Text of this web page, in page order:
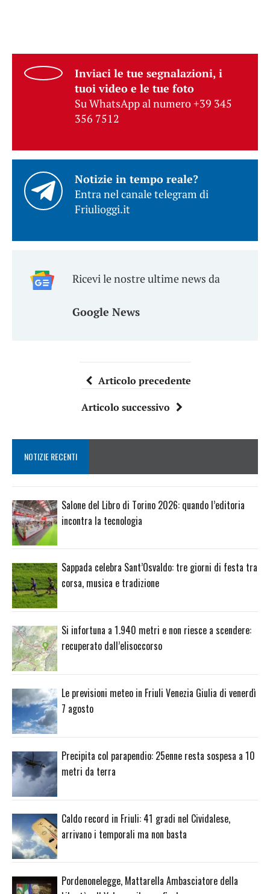
Inviaci le tue segnalazioni, i
tuoi video e le tue foto
Su WhatsApp al numero +39 345
356 7512
Notizie in tempo reale?
Entra nel canale telegram di
Friulioggi.it
Ricevi le nostre ultime news da
Google News
Articolo precedente
Articolo successivo
NOTIZIE RECENTI
Salone del Libro di Torino 2026: quando l’editoria
incontra la tecnologia
Sappada celebra Sant’Osvaldo: tre giorni di festa tra
corsa, musica e tradizione
Si infortuna a 1.940 metri e non riesce a scendere:
recuperato dall’elisoccorso
Le previsioni meteo in Friuli Venezia Giulia di venerdì
7 agosto
Precipita col parapendio: 25enne resta sospesa a 10
metri da terra
Caldo record in Friuli: 41 gradi nel Cividalese,
arrivano i temporali ma non basta
Pordenonelegge, Mattarella Ambasciatore della